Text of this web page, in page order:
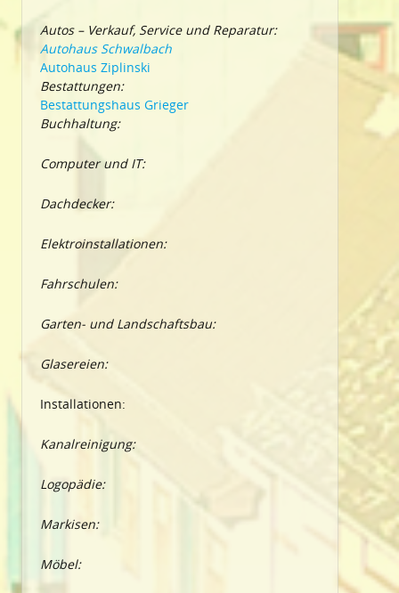
Autos – Verkauf, Service und Reparatur:
Autohaus Schwalbach
Autohaus Ziplinski
Bestattungen:
Bestattungshaus Grieger
Buchhaltung:
Computer und IT:
Dachdecker:
Elektroinstallationen:
Fahrschulen:
Garten- und Landschaftsbau:
Glasereien:
Installationen:
Kanalreinigung:
Logopädie:
Markisen:
Möbel: